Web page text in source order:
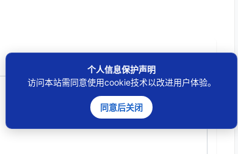
个人信息保护声明
访问本站需同意使用cookie技术以改进用户体验。
同意后关闭